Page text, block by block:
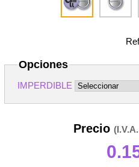
Opciones
IMPERDIBLE
Precio